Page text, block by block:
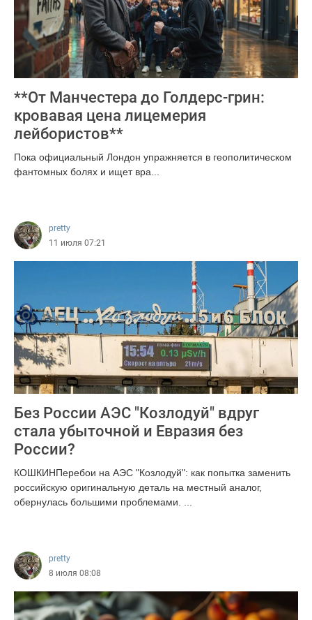
**От Манчестера до Голдерс-грин:
кровавая цена лицемерия
лейбористов**
Пока официальный Лондон упражняется в геополитическом
фантомных болях и ищет вра...
pretty
11 июля 07:21
Без России АЭС "Козлодуй" вдруг
стала убыточной и Евразия без
России?
КОШКИНПеребои на АЭС "Козлодуй": как попытка заменить
российскую оригинальную деталь на местный аналог,
обернулась большими проблемами. ...
pretty
8 июля 08:08